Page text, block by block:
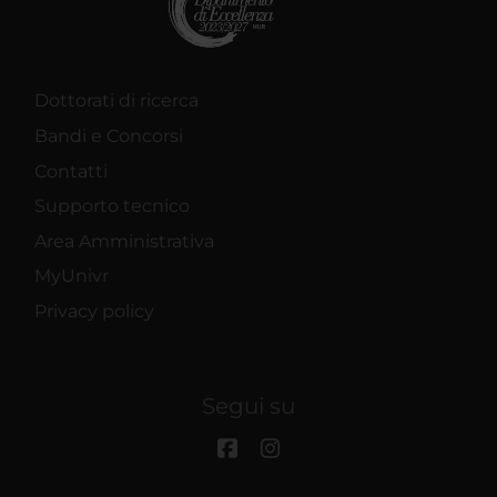
Dottorati di ricerca
Bandi e Concorsi
Contatti
Supporto tecnico
Area Amministrativa
MyUnivr
Privacy policy
Segui su